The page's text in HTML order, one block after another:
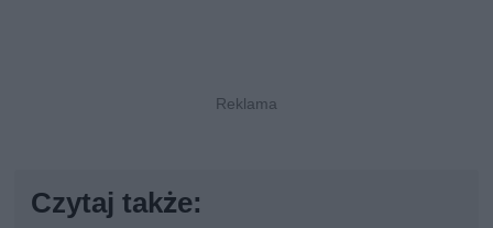
Czytaj także: